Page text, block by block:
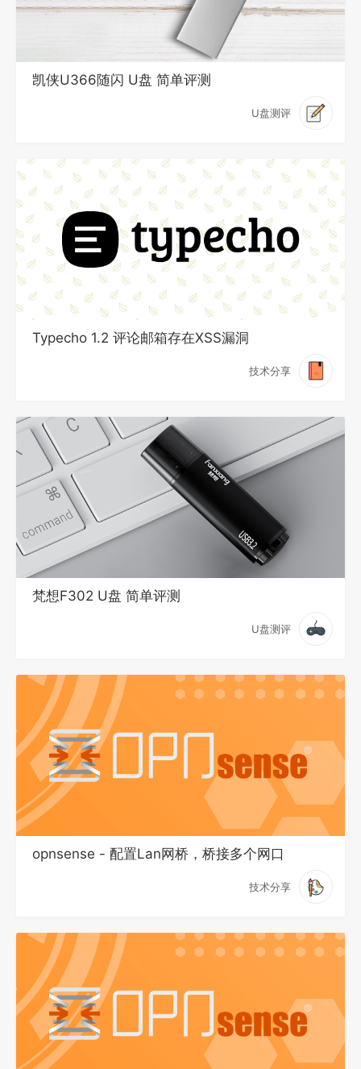
凯侠U366随闪 U盘 简单评测
U盘测评
Typecho 1.2 评论邮箱存在XSS漏洞
技术分享
梵想F302 U盘 简单评测
U盘测评
opnsense - 配置Lan网桥，桥接多个网口
技术分享